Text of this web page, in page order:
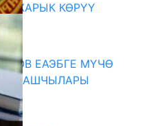
ЖАРЫК КӨРҮҮ
ЕАЭБГЕ МҮЧӨ
БАШЧЫЛАРЫ